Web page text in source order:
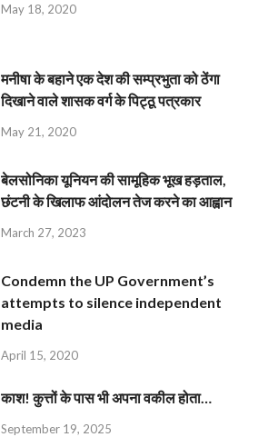
May 18, 2020
मनीषा के बहाने एक देश की सम्प्रभुता को ठेंगा
दिखाने वाले शासक वर्ग के पिट्ठू पत्रकार
May 21, 2020
बेलसोनिका यूनियन की सामूहिक भूख हड़ताल,
छंटनी के खिलाफ आंदोलन तेज करने का आह्वान
March 27, 2023
Condemn the UP Government’s
attempts to silence independent
media
April 15, 2020
काश! कुत्तों के पास भी अपना वकील होता…
September 19, 2025